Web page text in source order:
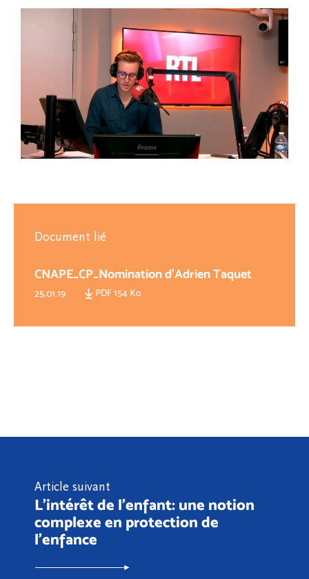
Document lié
CNAPE_CP_Nomination d'Adrien Taquet
25.01.19 PDF 154 Ko
Article suivant
L'intérêt de l'enfant: une notion
complexe en protection de
l'enfance